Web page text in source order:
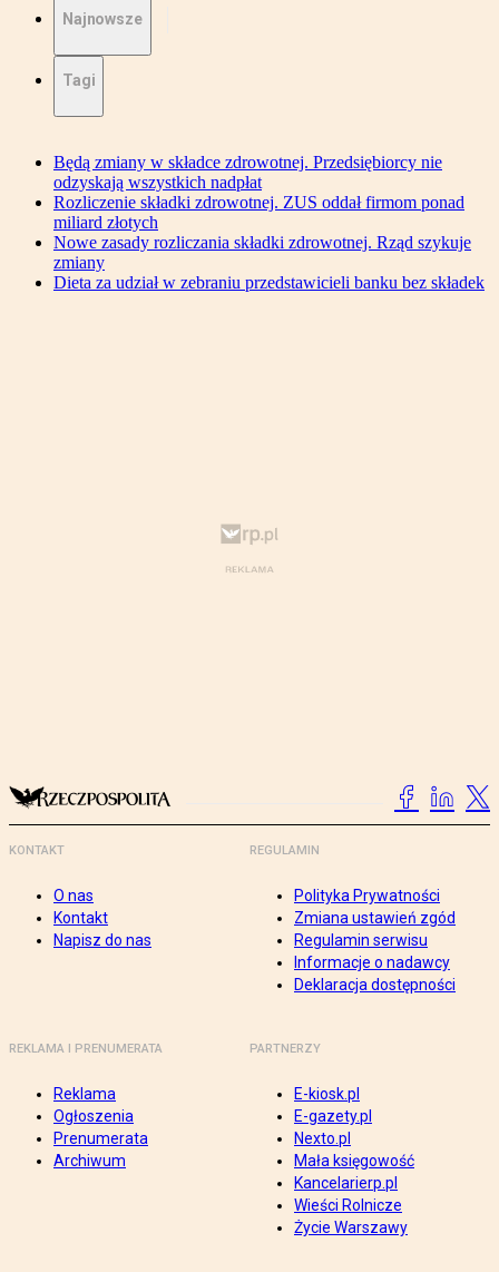
Najnowsze
Tagi
Będą zmiany w składce zdrowotnej. Przedsiębiorcy nie
odzyskają wszystkich nadpłat
Rozliczenie składki zdrowotnej. ZUS oddał firmom ponad
miliard złotych
Nowe zasady rozliczania składki zdrowotnej. Rząd szykuje
zmiany
Dieta za udział w zebraniu przedstawicieli banku bez składek
KONTAKT
O nas
Kontakt
Napisz do nas
REGULAMIN
Polityka Prywatności
Zmiana ustawień zgód
Regulamin serwisu
Informacje o nadawcy
Deklaracja dostępności
REKLAMA I PRENUMERATA
Reklama
Ogłoszenia
Prenumerata
Archiwum
PARTNERZY
E-kiosk.pl
E-gazety.pl
Nexto.pl
Mała księgowość
Kancelarierp.pl
Wieści Rolnicze
Życie Warszawy